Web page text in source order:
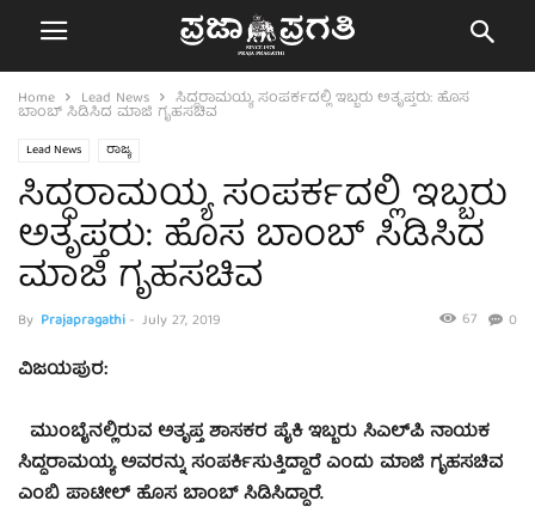
Home Lead News ಸಿದ್ದರಾಮಯ್ಯ ಸಂಪರ್ಕದಲ್ಲಿ ಇಬ್ಬರು ಅತೃಪ್ತರು: ಹೊಸ
ಬಾಂಬ್ ಸಿಡಿಸಿದ ಮಾಜಿ ಗೃಹಸಚಿವ
Lead News ರಾಜ್ಯ
ಸಿದ್ದರಾಮಯ್ಯ ಸಂಪರ್ಕದಲ್ಲಿ ಇಬ್ಬರು
ಅತೃಪ್ತರು: ಹೊಸ ಬಾಂಬ್ ಸಿಡಿಸಿದ
ಮಾಜಿ ಗೃಹಸಚಿವ
By Prajapragathi- July 27, 2019 0
67
ವಿಜಯಪುರ:
ಮುಂಬೈನಲ್ಲಿರುವ ಅತೃಪ್ತ ಶಾಸಕರ ಪೈಕಿ ಇಬ್ಬರು ಸಿಎಲ್‌ಪಿ ನಾಯಕ
ಸಿದ್ದರಾಮಯ್ಯ ಅವರನ್ನು ಸಂಪರ್ಕಿಸುತ್ತಿದ್ದಾರೆ ಎಂದು ಮಾಜಿ ಗೃಹಸಚಿವ
ಎಂಬಿ ಪಾಟೀಲ್ ಹೊಸ ಬಾಂಬ್ ಸಿಡಿಸಿದ್ದಾರೆ.